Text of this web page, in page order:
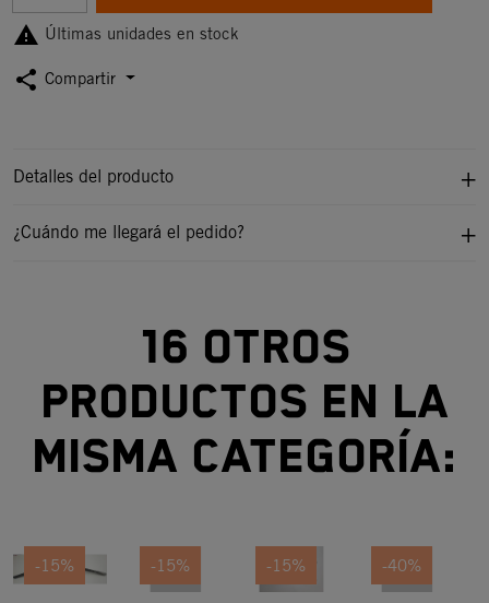
 Últimas unidades en stock
share Compartir
Detalles del producto
¿Cuándo me llegará el pedido?
16 otros
productos en la
misma categoría:
-15% -15% -15% -40%